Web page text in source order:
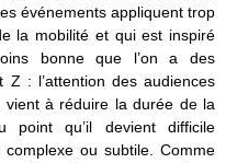
événements appliquent trop
la mobilité et qui est inspiré
bonne que l’on a des
: l’attention des audiences
vient à réduire la durée de la
point qu’il devient difficile
ou subtile. Comme